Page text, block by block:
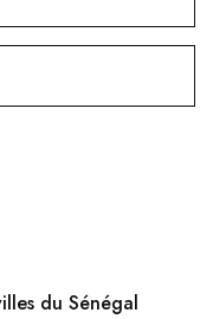
du Sénégal